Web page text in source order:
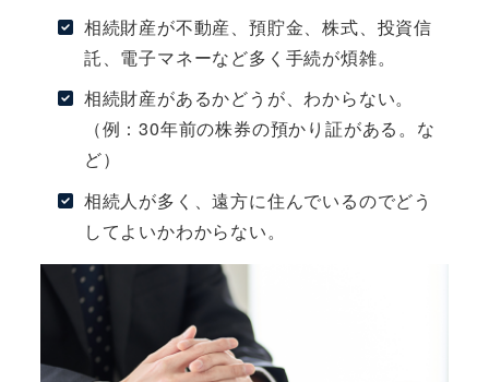
相続財産が不動産、預貯金、株式、投資信
託、電子マネーなど多く手続が煩雑。
相続財産があるかどうが、わからない。
（例：30年前の株券の預かり証がある。な
ど）
相続人が多く、遠方に住んでいるのでどう
してよいかわからない。